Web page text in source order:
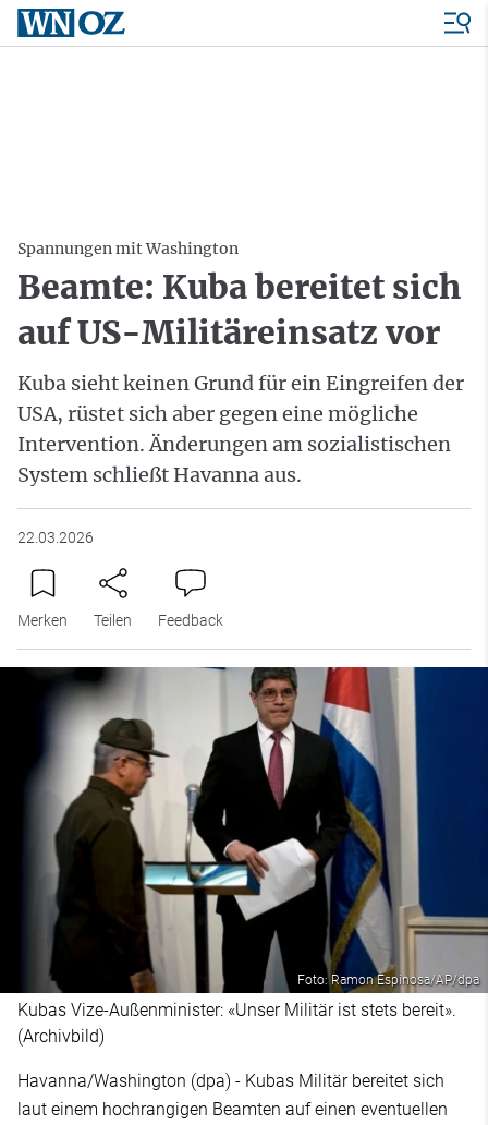
Spannungen mit Washington
Beamte: Kuba bereitet sich
auf US-Militäreinsatz vor
Kuba sieht keinen Grund für ein Eingreifen der
USA, rüstet sich aber gegen eine mögliche
Intervention. Änderungen am sozialistischen
System schließt Havanna aus.
22.03.2026
Merken Teilen Feedback
Foto: Ramon Espinosa/AP/dpa
Kubas Vize-Außenminister: «Unser Militär ist stets bereit».
(Archivbild)
Havanna/Washington (dpa) - Kubas Militär bereitet sich
laut einem hochrangigen Beamten auf einen eventuellen